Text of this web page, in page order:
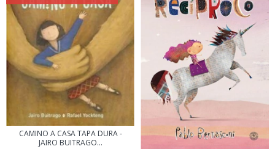
CAMINO A CASA TAPA DURA -
JAIRO BUITRAGO...